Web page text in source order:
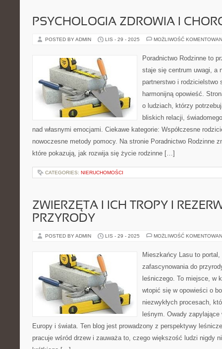
PSYCHOLOGIA ZDROWIA I
POSTED BY ADMIN LIS - 29 - 2025 MOŻLIWOŚĆ
Poradnictwo Rodzinne to
staje się centrum uwagi, a
partnerstwo i rodzicielstwo
harmonijną opowieść.
o ludziach, którzy
bliskich relacji,
nad własnymi emocjami. Ciekawe kategorie: Współczesne
nowoczesne metody pomocy. Na stronie Poradnictwo Rodzinne
które pokazują, jak rozwija się życie rodzinne […]
CATEGORIES: NIERUCHOMOŚCI
ZWIERZĘTA I ICH TROPY I
PRZYRODY
POSTED BY ADMIN LIS - 29 - 2025 MOŻLIWOŚĆ
Mieszkańcy Lasu to portal,
zafascynowania do
leśniczego. To miejsce, w
wtopić się w opowieści o
niezwykłych procesach,
leśnym. Owady
Europy i świata. Ten blog jest prowadzony z perspektywy
pracuje wśród drzew i zauważa to, czego większość ludzi nigdy